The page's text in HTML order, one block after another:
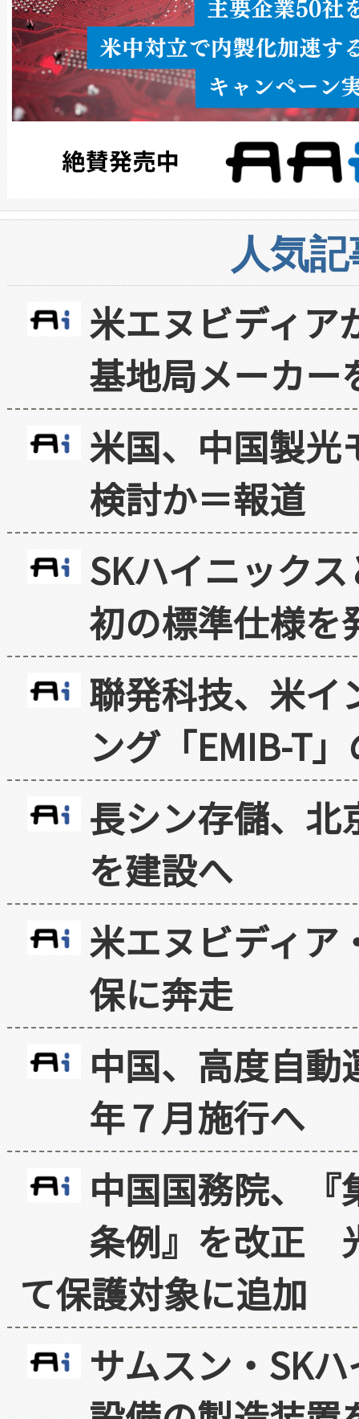
人気
米エヌビディア
基地局メーカー
米国、中国製光
検討か＝報道
SKハイニック
初の標準仕様を
聯発科技、米イ
ング「EMIB-T
長シン存儲、北
を建設へ
米エヌビディア
保に奔走
中国、高度自
年７月施行へ
中国国務院、
条例』を改正
て保護対象に追加
サムスン・SK